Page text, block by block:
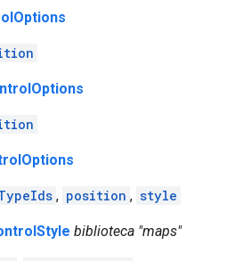
, position , style
biblioteca "maps"